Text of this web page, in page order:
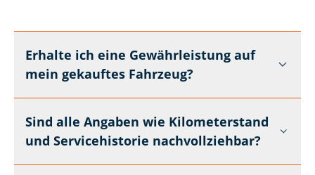
Erhalte ich eine Gewährleistung auf
mein gekauftes Fahrzeug?
Sind alle Angaben wie Kilometerstand
und Servicehistorie nachvollziehbar?